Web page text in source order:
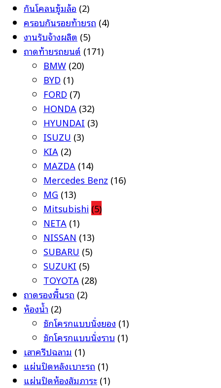
กันโคลนซุ้มล้อ (2)
ครอบกันรอยท้ายรถ (4)
งานรับจ้างผลิต (5)
ถาดท้ายรถยนต์ (171)
BMW (20)
BYD (1)
FORD (7)
HONDA (32)
HYUNDAI (3)
ISUZU (3)
KIA (2)
MAZDA (14)
Mercedes Benz (16)
MG (13)
Mitsubishi (5)
NETA (1)
NISSAN (13)
SUBARU (5)
SUZUKI (5)
TOYOTA (28)
ถาดรองพื้นรถ (2)
ห้องน้ำ (2)
ชักโครกแบบนั่งยอง (1)
ชักโครกแบบนั่งราบ (1)
เสาครีปฉลาม (1)
แผ่นปิดหลังเบาะรถ (1)
แผ่นปิดห้องสัมภาระ (1)